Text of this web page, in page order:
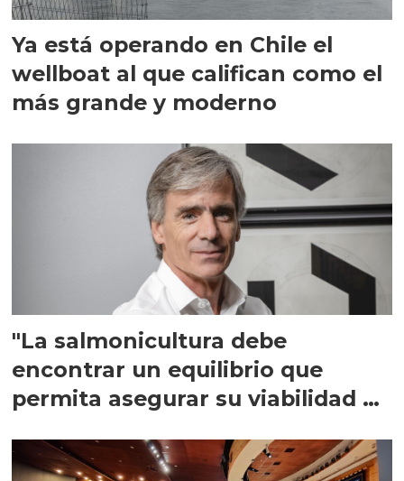
Ya está operando en Chile el
wellboat al que califican como el
más grande y moderno
"La salmonicultura debe
encontrar un equilibrio que
permita asegurar su viabilidad de